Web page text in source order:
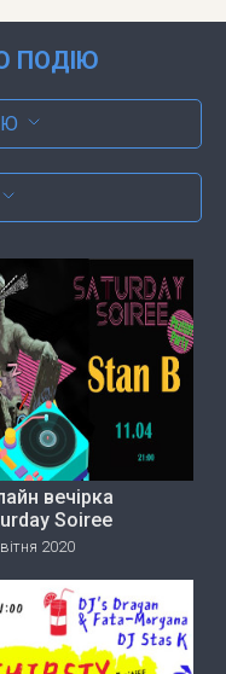
ПОДІЮ
вечірка
Soiree
2020